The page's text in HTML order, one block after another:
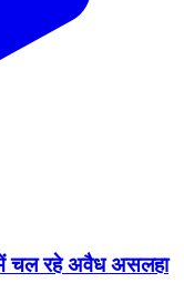
में चल रहे अवैध असलहा